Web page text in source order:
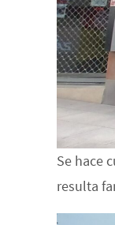
Se hace
resulta